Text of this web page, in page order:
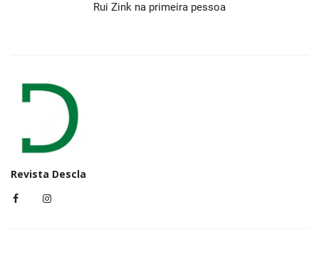
Rui Zink na primeira pessoa
Revista Descla